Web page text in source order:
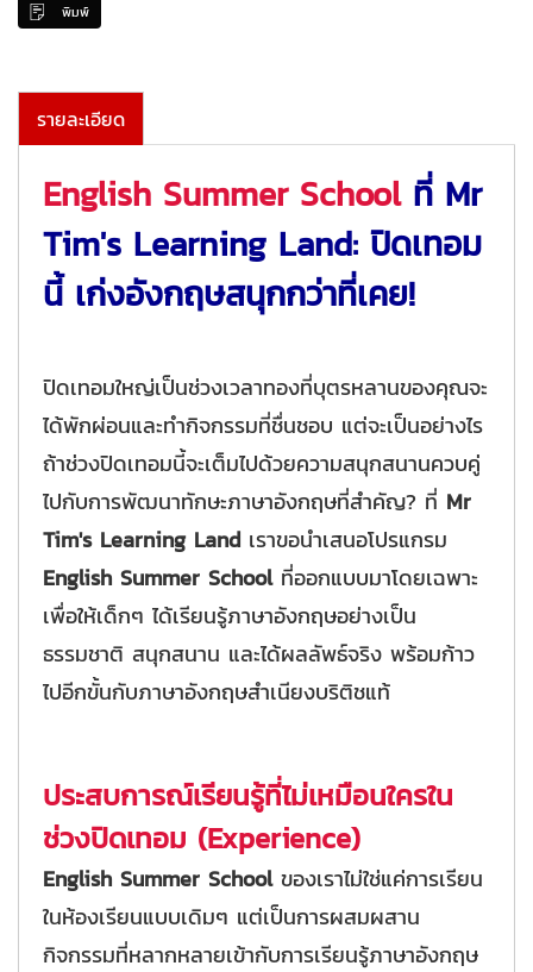
พิมพ์
รายละเอียด
English Summer School ที่ Mr
Tim's Learning Land: ปิดเทอม
นี้ เก่งอังกฤษสนุกกว่าที่เคย!
ปิดเทอมใหญ่เป็นช่วงเวลาทองที่บุตรหลานของคุณจะ
ได้พักผ่อนและทำกิจกรรมที่ชื่นชอบ แต่จะเป็นอย่างไร
ถ้าช่วงปิดเทอมนี้จะเต็มไปด้วยความสนุกสนานควบคู่
ไปกับการพัฒนาทักษะภาษาอังกฤษที่สำคัญ? ที่ Mr
Tim's Learning Land เราขอนำเสนอโปรแกรม
English Summer Schoolที่ออกแบบมาโดยเฉพาะ
เพื่อให้เด็กๆ ได้เรียนรู้ภาษาอังกฤษอย่างเป็น
ธรรมชาติ สนุกสนาน และได้ผลลัพธ์จริง พร้อมก้าว
ไปอีกขั้นกับภาษาอังกฤษสำเนียงบริติชแท้
ประสบการณ์เรียนรู้ที่ไม่เหมือนใครใน
ช่วงปิดเทอม (Experience)
English Summer Schoolของเราไม่ใช่แค่การเรียน
ในห้องเรียนแบบเดิมๆ แต่เป็นการผสมผสาน
กิจกรรมที่หลากหลายเข้ากับการเรียนรู้ภาษาอังกฤษ